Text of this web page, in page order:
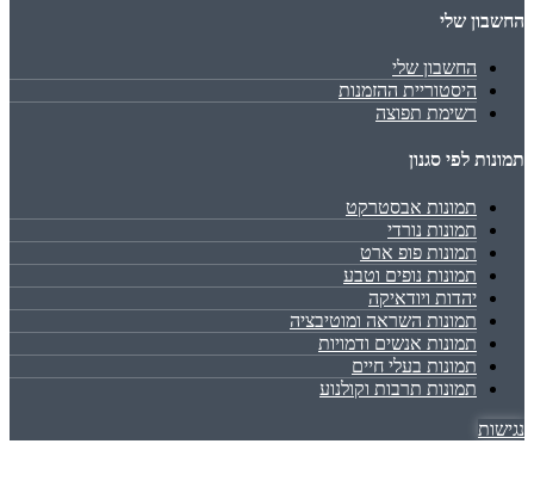
החשבון שלי
החשבון שלי
היסטוריית ההזמנות
רשימת תפוצה
תמונות לפי סגנון
תמונות אבסטרקט
תמונות נורדי
תמונות פופ ארט
תמונות נופים וטבע
יהדות ויודאיקה
תמונות השראה ומוטיבציה
תמונות אנשים ודמויות
תמונות בעלי חיים
תמונות תרבות וקולנוע
נגישות